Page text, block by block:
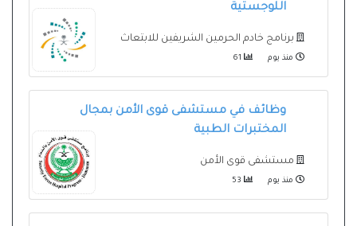
اللوجستية
برنامج خادم الحرمين الشريفين للابتعاث
منذ يوم
وظائف في مستشفى قوى الأمن بمجال
المختبرات الطبية
مستشفى قوى الأمن
منذ يوم